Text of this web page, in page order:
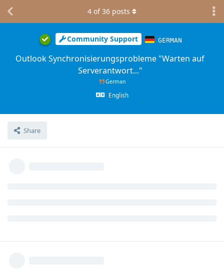
Community Support GERMAN
Outlook Synchronisierungsprobleme "Warten auf
Serverantwort..."
German
English
Share
4 of36 posts